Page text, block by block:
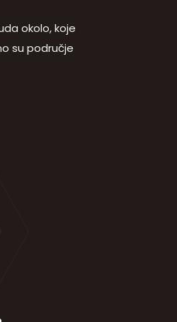
okolo, koje
su područje